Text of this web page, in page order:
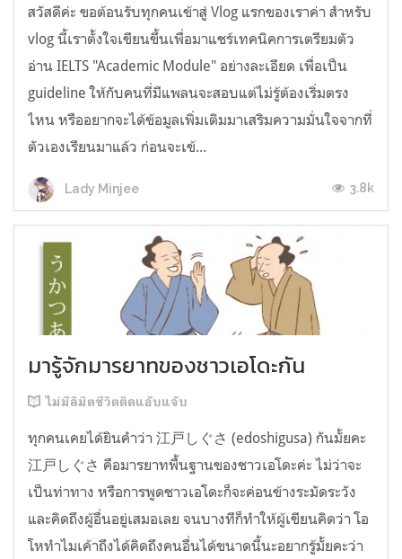
สวัสดีค่ะ ขอต้อนรับทุกคนเข้าสู่ Vlog แรกของเราค่า สำหรับ
vlog นี้เราตั้งใจเขียนขึ้นเพื่อมาแชร์เทคนิคการเตรียมตัว
อ่าน IELTS "Academic Module" อย่างละเอียด เพื่อเป็น
guideline ให้กับคนที่มีแพลนจะสอบแต่ไม่รู้ต้องเริ่มตรง
ไหน หรืออยากจะได้ข้อมูลเพิ่มเติมมาเสริมความมั่นใจจากที่
ตัวเองเรียนมาแล้ว ก่อนจะเข้...
Lady Minjee 3.8k
มารู้จักมารยาทของชาวเอโดะกัน
ไม่มีลิมิตชีวิตติดแอ๊บแจ๊บ
ทุกคนเคยได้ยินคำว่า 江戸しぐさ (edoshigusa) กันมั้ยคะ
江戸しぐさ คือมารยาทพื้นฐานของชาวเอโดะค่ะ ไม่ว่าจะ
เป็นท่าทาง หรือการพูดชาวเอโดะก็จะค่อนข้างระมัดระวัง
และคิดถึงผู้อื่นอยู่เสมอเลย จนบางทีก็ทำให้ผู้เขียนคิดว่า โอ
โหทำไมเค้าถึงได้คิดถึงคนอื่นได้ขนาดนี้นะอยากรู้มั้ยคะว่า